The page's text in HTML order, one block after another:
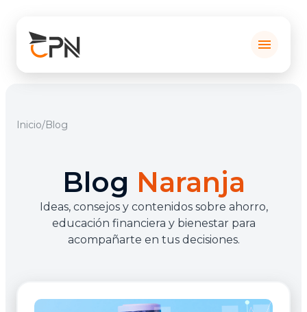
menu
Inicio/Blog
Blog Naranja
Ideas, consejos y contenidos sobre ahorro,
educación financiera y bienestar para
acompañarte en tus decisiones.